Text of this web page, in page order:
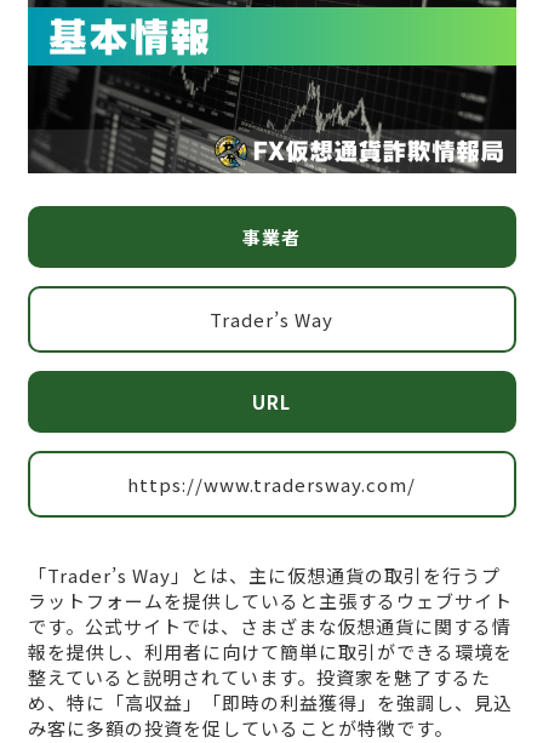
事業者
Trader’s Way
URL
https://www.tradersway.com/
「Trader’s Way」とは、主に仮想通貨の取引を行うプ
ラットフォームを提供していると主張するウェブサイト
です。公式サイトでは、さまざまな仮想通貨に関する情
報を提供し、利用者に向けて簡単に取引ができる環境を
整えていると説明されています。投資家を魅了するた
め、特に「高収益」「即時の利益獲得」を強調し、見込
み客に多額の投資を促していることが特徴です。